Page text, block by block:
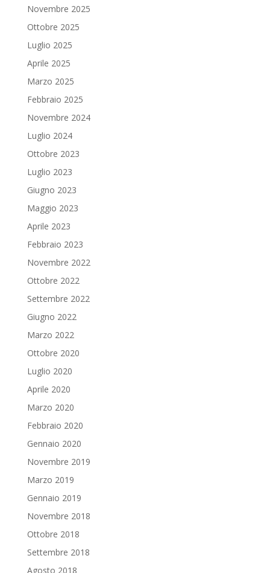
Novembre 2025
Ottobre 2025
Luglio 2025
Aprile 2025
Marzo 2025
Febbraio 2025
Novembre 2024
Luglio 2024
Ottobre 2023
Luglio 2023
Giugno 2023
Maggio 2023
Aprile 2023
Febbraio 2023
Novembre 2022
Ottobre 2022
Settembre 2022
Giugno 2022
Marzo 2022
Ottobre 2020
Luglio 2020
Aprile 2020
Marzo 2020
Febbraio 2020
Gennaio 2020
Novembre 2019
Marzo 2019
Gennaio 2019
Novembre 2018
Ottobre 2018
Settembre 2018
Agosto 2018